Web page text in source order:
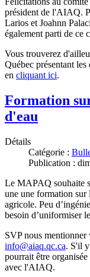
président de l'AIAQ.
Larios et Joahnn
également parti de ce
Vous trouverez
Québec présentant
en cliquant ici.
Formation
d'eau
Détails
Catégorie :
Publication :
Le MAPAQ souhaite
une une formation sur
agricole. Peu
besoin d’uniformiser
SVP nous
info@aiaq.qc.ca. S'il
pourrait être
avec l'AIAQ.